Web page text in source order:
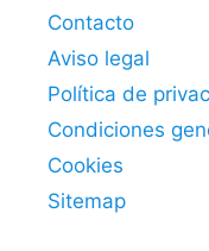
Contacto
Aviso legal
Política de
Condiciones
Cookies
Sitemap